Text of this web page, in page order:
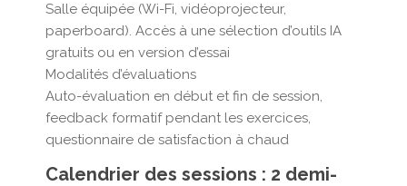
Salle équipée (Wi-Fi, vidéoprojecteur,
paperboard). Accès à une sélection d’outils IA
gratuits ou en version d’essai
Modalités d’évaluations
Auto-évaluation en début et fin de session,
feedback formatif pendant les exercices,
questionnaire de satisfaction à chaud
Calendrier des sessions : 2 demi-